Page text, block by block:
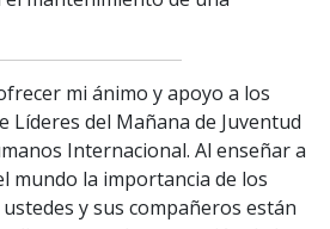
mi ánimo y apoyo a los
Líderes del Mañana de Juventud
Internacional. Al enseñar a
mundo la importancia de los
y sus compañeros están